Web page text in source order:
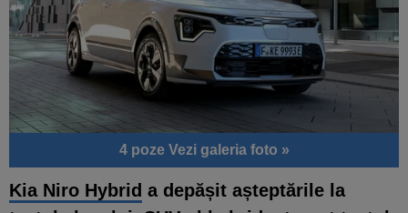
4 poze Vezi galeria foto »
Kia Niro Hybrid a depășit așteptările la